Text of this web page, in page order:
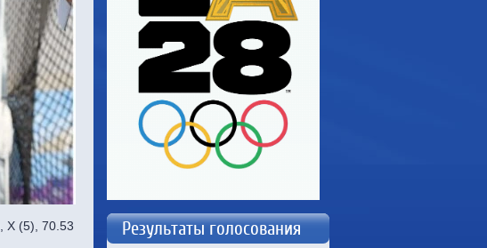
Результаты голосования
, X (5), 70.53